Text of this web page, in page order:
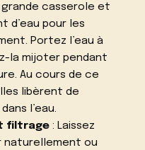
casserole et
d’eau pour les
Portez l’eau à
la mijoter pendant
Au cours de ce
libèrent de
l’eau.
filtrage: Laissez
naturellement ou